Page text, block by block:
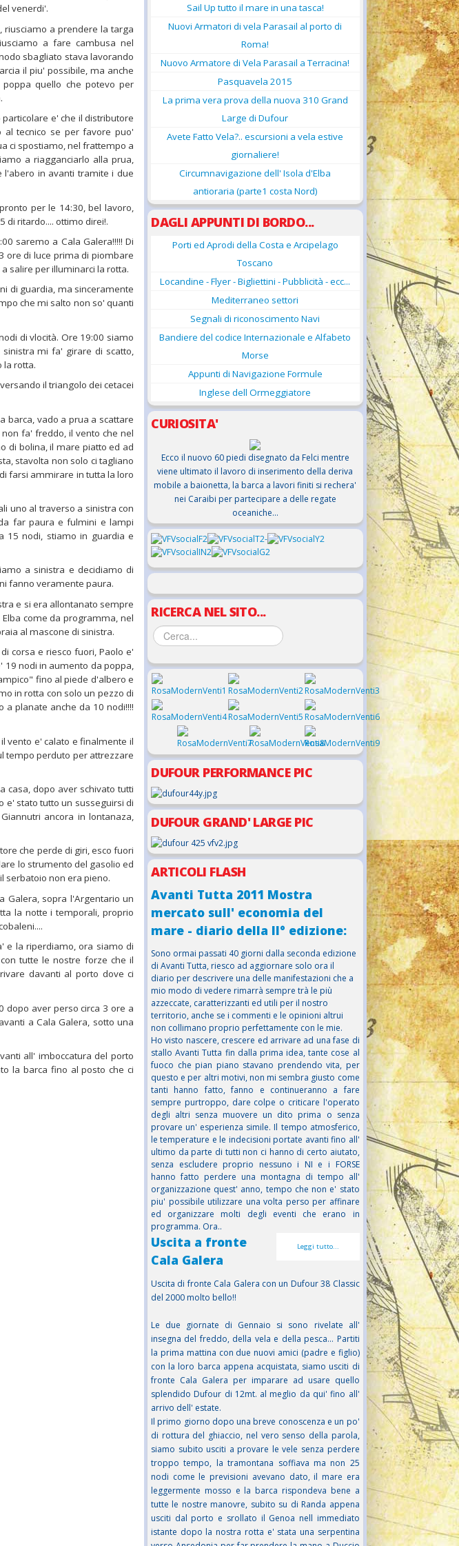
venerdi'.
riusciamo a prendere la targa
a fare cambusa nel
sbagliato stava lavorando
il piu' possibile, ma anche
quello che potevo per
e' che il distributore
al tecnico se per favore puo'
ci spostiamo, nel frattempo a
a riagganciarlo alla prua,
l'abero in avanti tramite i due
per le 14:30, bel lavoro,
di ritardo.... ottimo direi!.
saremo a Cala Galera!!!!! Di
ore di luce prima di piombare
salire per illuminarci la rotta.
di guardia, ma sinceramente
che mi salto non so' quanti
di vlocità. Ore 19:00 siamo
mi fa' girare di scatto,
la rotta.
il triangolo dei cetacei
barca, vado a prua a scattare
fa' freddo, il vento che nel
di bolina, il mare piatto ed ad
stavolta non solo ci tagliano
farsi ammirare in tutta la loro
uno al traverso a sinistra con
far paura e fulmini e lampi
15 nodi, stiamo in guardia e
a sinistra e decidiamo di
fanno veramente paura.
e si era allontanato sempre
come da programma, nel
al mascone di sinistra.
corsa e riesco fuori, Paolo e'
19 nodi in aumento da poppa,
fino al piede d'albero e
in rotta con solo un pezzo di
planate anche da 10 nodi!!!!
vento e' calato e finalmente il
tempo perduto per attrezzare
casa, dopo aver schivato tutti
e' stato tutto un susseguirsi di
ancora in lontanaza,
che perde di giri, esco fuori
lo strumento del gasolio ed
serbatoio non era pieno.
Galera, sopra l'Argentario un
la notte i temporali, proprio
e la riperdiamo, ora siamo di
tutte le nostre forze che il
davanti al porto dove ci
dopo aver perso circa 3 ore a
a Cala Galera, sotto una
all' imboccatura del porto
la barca fino al posto che ci
Sail Up tutto il mare in una tasca!
Nuovi Armatori di vela Parasail al porto di
Roma!
Nuovo Armatore di Vela Parasail a Terracina!
Pasquavela 2015
La prima vera prova della nuova 310 Grand
Large di Dufour
Avete Fatto Vela?.. escursioni a vela estive
giornaliere!
Circumnavigazione dell' Isola d'Elba
antioraria (parte1 costa Nord)
DAGLI APPUNTI DI BORDO...
Porti ed Aprodi della Costa e Arcipelago
Toscano
Locandine - Flyer - Bigliettini - Pubblicità - ecc...
Mediterraneo settori
Segnali di riconoscimento Navi
Bandiere del codice Internazionale e Alfabeto
Morse
Appunti di Navigazione Formule
Inglese dell Ormeggiatore
CURIOSITA'
Ecco il nuovo 60 piedi disegnato da Felci mentre
viene ultimato il lavoro di inserimento della deriva
mobile a baionetta, la barca a lavori finiti si rechera'
nei Caraibi per partecipare a delle regate
oceaniche...
RICERCA NEL SITO...
DUFOUR PERFORMANCE PIC
DUFOUR GRAND' LARGE PIC
ARTICOLI FLASH
Avanti Tutta 2011 Mostra
mercato sull' economia del
mare - diario della II° edizione:
Sono ormai passati 40 giorni dalla seconda edizione
di Avanti Tutta, riesco ad aggiornare solo ora il
diario per descrivere una delle manifestazioni che a
mio modo di vedere rimarrà sempre trà le più
azzeccate, caratterizzanti ed utili per il nostro
territorio, anche se i commenti e le opinioni altrui
non collimano proprio perfettamente con le mie.
Ho visto nascere, crescere ed arrivare ad una fase di
stallo Avanti Tutta fin dalla prima idea, tante cose al
fuoco che pian piano stavano prendendo vita, per
questo e per altri motivi, non mi sembra giusto come
tanti hanno fatto, fanno e continueranno a fare
sempre purtroppo, dare colpe o criticare l'operato
degli altri senza muovere un dito prima o senza
provare un' esperienza simile. Il tempo atmosferico,
le temperature e le indecisioni portate avanti fino all'
ultimo da parte di tutti non ci hanno di certo aiutato,
senza escludere proprio nessuno i NI e i FORSE
hanno fatto perdere una montagna di tempo all'
organizzazione quest' anno, tempo che non e' stato
piu' possibile utilizzare una volta perso per affinare
ed organizzare molti degli eventi che erano in
programma. Ora..
Leggi tutto...
Uscita a fronte
Cala Galera
Uscita di fronte Cala Galera con un Dufour 38 Classic
del 2000 molto bello!!
Le due giornate di Gennaio si sono rivelate all'
insegna del freddo, della vela e della pesca... Partiti
la prima mattina con due nuovi amici (padre e figlio)
con la loro barca appena acquistata, siamo usciti di
fronte Cala Galera per imparare ad usare quello
splendido Dufour di 12mt. al meglio da qui' fino all'
arrivo dell' estate.
Il primo giorno dopo una breve conoscenza e un po'
di rottura del ghiaccio, nel vero senso della parola,
siamo subito usciti a provare le vele senza perdere
troppo tempo, la tramontana soffiava ma non 25
nodi come le previsioni avevano dato, il mare era
leggermente mosso e la barca rispondeva bene a
tutte le nostre manovre, subito su di Randa appena
usciti dal porto e srollato il Genoa nell immediato
istante dopo la nostra rotta e' stata una serpentina